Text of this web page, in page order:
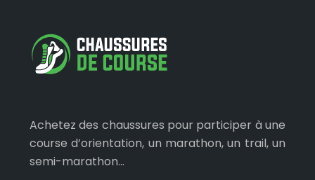
Achetez des chaussures pour participer à une
course d’orientation, un marathon, un trail, un
semi-marathon…